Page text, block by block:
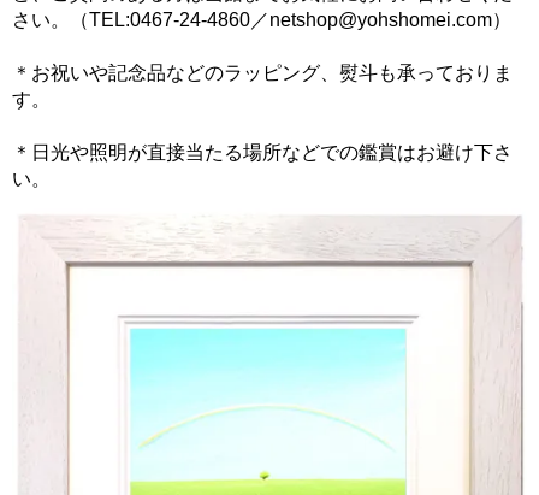
さい。（TEL:0467-24-4860／netshop@yohshomei.com）
＊お祝いや記念品などのラッピング、熨斗も承っておりま
す。
＊日光や照明が直接当たる場所などでの鑑賞はお避け下さ
い。